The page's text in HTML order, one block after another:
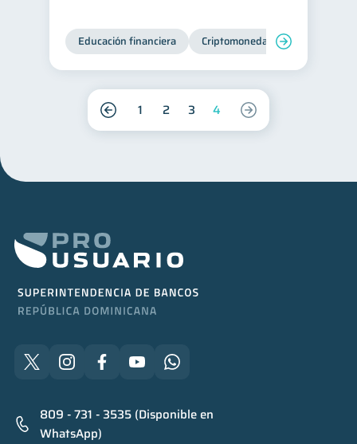
Educación financiera Criptomonedas
1 2 3 4
809 - 731 - 3535 (Disponible en
WhatsApp)